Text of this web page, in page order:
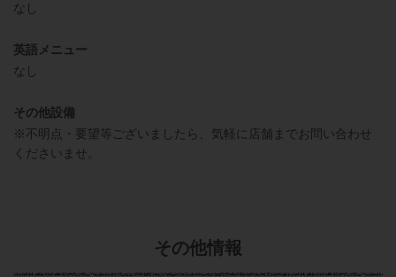
なし
英語メニュー
なし
その他設備
※不明点・要望等ございましたら、気軽に店舗までお問い合わせ
くださいませ。
その他情報